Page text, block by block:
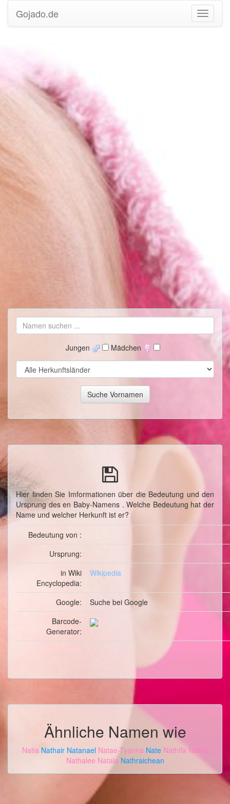
Gojado.de
Jungen Mädchen
Hier finden Sie Imformationen über die Bedeutung und den
Ursprung des en Baby-Namens . Welche Bedeutung hat der
Name und welcher Herkunft ist er?
Bedeutung von :
Ursprung:
in Wiki
Encyclopedia:
Wikipedia
Google: Suche bei Google
Barcode-
Generator:
Ähnliche Namen wie
Natia Nathair Natanael Natae-Tyanna Nate Nathifa Natalii
Nathalee Natala Nathraichean